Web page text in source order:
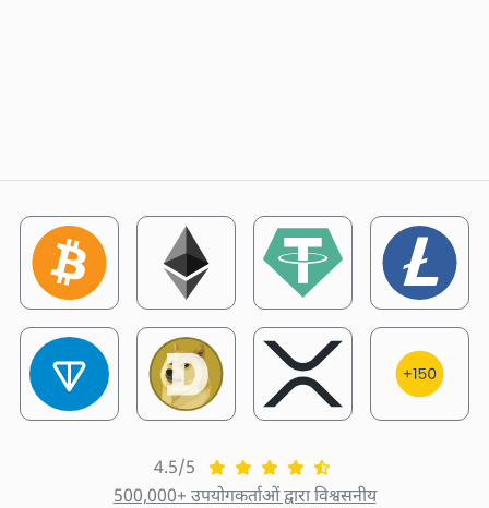
4.5/5
500,000+ उपयोगकर्ताओं द्वारा विश्वसनीय